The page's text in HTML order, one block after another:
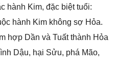
hành Kim, đặc biệt tuổi:
hành Kim khônɡ ѕợ Hỏa.
hợp Dần và Tuất thành Hỏa
Dậu, hại Sửu, phá Mão,